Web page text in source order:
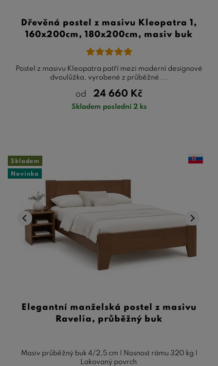
dřevěných postelí
nebo jak smontovat dřevěnou postel
BezvaPostele.cznějakou super dřevěnou
Dřevěná postel z masivu Kleopatra 1,
160x200cm, 180x200cm, masiv buk
Postel z masivu Kleopatra patří mezi moderní designové
dvoulůžka, vyrobené z průběžné ...
od 24 660 Kč
Skladem poslední 2 ks
Skladem
Novinka
Elegantní manželská postel z masivu
Ravelia, průběžný buk
Masiv průběžný buk 4/2,5 cm | Nosnost rámu 320 kg |
Lakovaný povrch